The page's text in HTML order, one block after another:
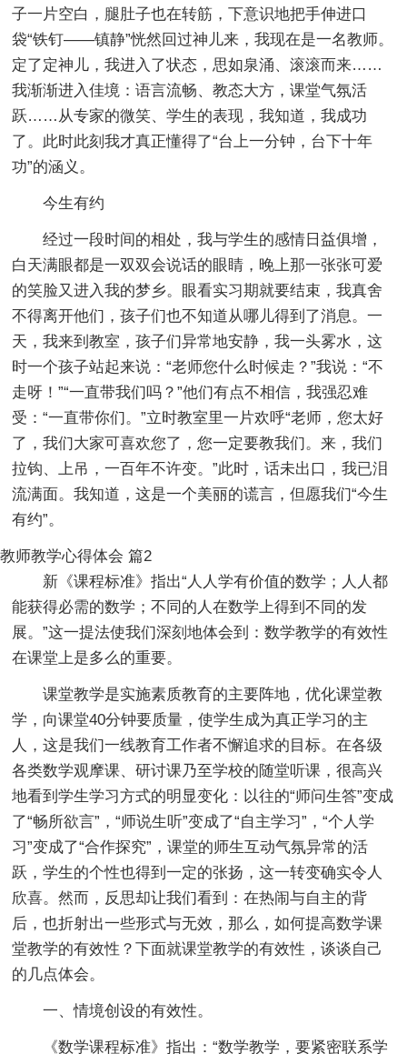
子一片空白，腿肚子也在转筋，下意识地把手伸进口
袋“铁钉——镇静”恍然回过神儿来，我现在是一名教师。
定了定神儿，我进入了状态，思如泉涌、滚滚而来……
我渐渐进入佳境：语言流畅、教态大方，课堂气氛活
跃……从专家的微笑、学生的表现，我知道，我成功
了。此时此刻我才真正懂得了“台上一分钟，台下十年
功”的涵义。
今生有约
经过一段时间的相处，我与学生的感情日益俱增，
白天满眼都是一双双会说话的眼睛，晚上那一张张可爱
的笑脸又进入我的梦乡。眼看实习期就要结束，我真舍
不得离开他们，孩子们也不知道从哪儿得到了消息。一
天，我来到教室，孩子们异常地安静，我一头雾水，这
时一个孩子站起来说：“老师您什么时候走？”我说：“不
走呀！”“一直带我们吗？”他们有点不相信，我强忍难
受：“一直带你们。”立时教室里一片欢呼“老师，您太好
了，我们大家可喜欢您了，您一定要教我们。来，我们
拉钩、上吊，一百年不许变。”此时，话未出口，我已泪
流满面。我知道，这是一个美丽的谎言，但愿我们“今生
有约”。
教师教学心得体会 篇2
新《课程标准》指出“人人学有价值的数学；人人都
能获得必需的数学；不同的人在数学上得到不同的发
展。”这一提法使我们深刻地体会到：数学教学的有效性
在课堂上是多么的重要。
课堂教学是实施素质教育的主要阵地，优化课堂教
学，向课堂40分钟要质量，使学生成为真正学习的主
人，这是我们一线教育工作者不懈追求的目标。在各级
各类数学观摩课、研讨课乃至学校的随堂听课，很高兴
地看到学生学习方式的明显变化：以往的“师问生答”变成
了“畅所欲言”，“师说生听”变成了“自主学习”，“个人学
习”变成了“合作探究”，课堂的师生互动气氛异常的活
跃，学生的个性也得到一定的张扬，这一转变确实令人
欣喜。然而，反思却让我们看到：在热闹与自主的背
后，也折射出一些形式与无效，那么，如何提高数学课
堂教学的有效性？下面就课堂教学的有效性，谈谈自己
的几点体会。
一、情境创设的有效性。
《数学课程标准》指出：“数学教学，要紧密联系学